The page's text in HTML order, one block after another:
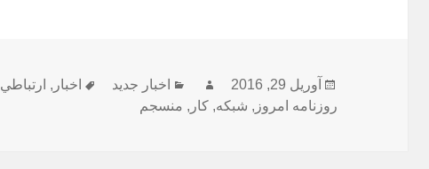
ارسال
شده
آوریل 29, 2016 نویسندهدسته‌ها
اخبار جدید برچسب‌ها
اخبار , ارتباطي
روزنامه امروز , شبكه,کار , منسجم